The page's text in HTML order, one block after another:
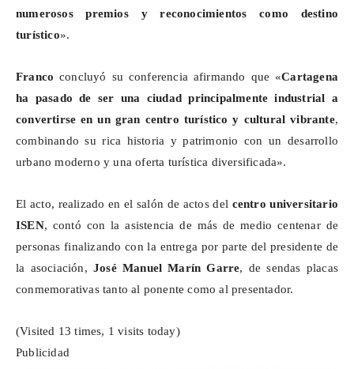
numerosos premios y reconocimientos como destino
turístico».
Franco concluyó su conferencia afirmando que «Cartagena
ha pasado de ser una ciudad principalmente industrial a
convertirse en un gran centro turístico y cultural vibrante,
combinando su rica historia y patrimonio con un desarrollo
urbano moderno y una oferta turística diversificada».
El acto, realizado en el salón de actos del centro universitario
ISEN, contó con la asistencia de más de medio centenar de
personas finalizando con la entrega por parte del presidente de
la asociación, José Manuel Marín Garre, de sendas placas
conmemorativas tanto al ponente como al presentador.
(Visited 13 times, 1 visits today)
Publicidad